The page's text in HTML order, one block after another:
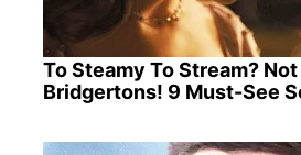
To Steamy To Stream? Not
Bridgertons! 9 Must-See